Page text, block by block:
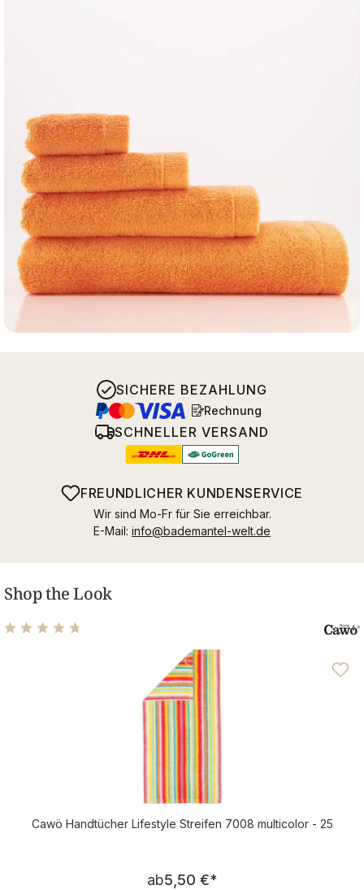
SICHERE BEZAHLUNG
Rechnung
SCHNELLER VERSAND
FREUNDLICHER KUNDENSERVICE
Wir sind Mo-Fr für Sie erreichbar.
E-Mail: info@bademantel-welt.de
Shop the Look
Durchschnittliche Bewertung von 4.71 von 5 Sternen
Cawö Handtücher Lifestyle Streifen 7008 multicolor - 25
Regulärer Preis:
ab5,50 €*